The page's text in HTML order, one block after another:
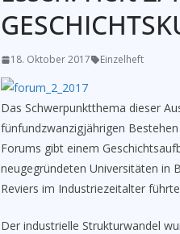
18. Oktober 2017 Einzelheft
Das Schwerpunktthema dieser
fünfundzwanzigjährigen Bestehen
Forums gibt einem
neugegründeten Universitäten in
Reviers im Industriezeitalter
Der industrielle Strukturwandel